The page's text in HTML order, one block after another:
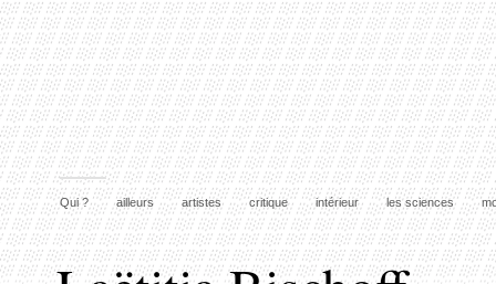
Qui ? ailleurs artistes critique intérieur les sciences